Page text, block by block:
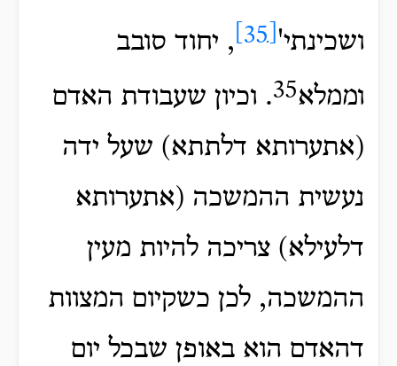
ושכינתי'
, יחוד סובב
וממלא35. וכיון שעבודת האדם
(אתערותא דלתתא) שעל ידה
נעשית ההמשכה (אתערותא
דלעילא) צריכה להיות מעין
ההמשכה, לכן כשקיום המצוות
דהאדם הוא באופן שבכל יום